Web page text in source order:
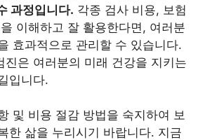
과정입니다. 각종 검사 비용, 보험
이해하고 잘 활용한다면, 여러분
효과적으로 관리할 수 있습니다.
진은 여러분의 미래 건강을 지키는
입니다.
및 비용 절감 방법을 숙지하여 보
한 삶을 누리시기 바랍니다. 지금